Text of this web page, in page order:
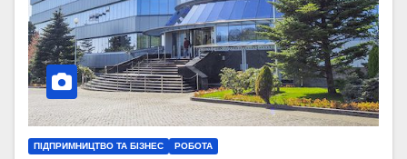
ПІДПРИМНИЦТВО ТА БІЗНЕС РОБОТА